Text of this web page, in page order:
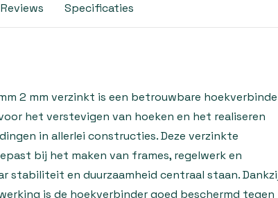
Reviews Specificaties
2 mm verzinkt is een betrouwbare
het verstevigen van hoeken en het realiseren
in allerlei constructies. Deze verzinkte
bij het maken van frames, regelwerk en
stabiliteit en duurzaamheid centraal staan.
is de hoekverbinder goed beschermd tegen